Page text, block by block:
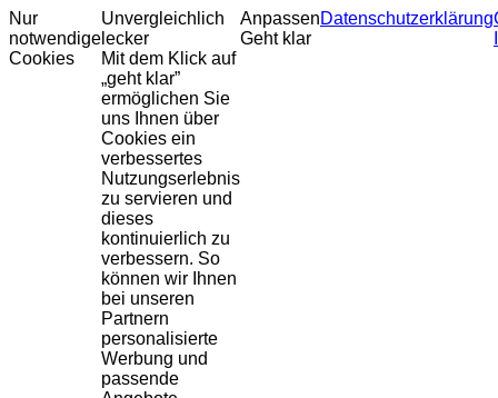
Nur
notwendige
Cookies
Unvergleichlich
lecker
Mit dem Klick auf
„geht klar”
ermöglichen Sie
uns Ihnen über
Cookies ein
verbessertes
Nutzungserlebnis
zu servieren und
dieses
kontinuierlich zu
verbessern. So
können wir Ihnen
bei unseren
Partnern
personalisierte
Werbung und
passende
Anpassen
Geht klar
Datenschutzerklärung